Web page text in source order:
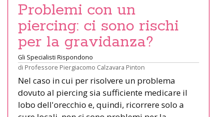
Problemi con un
piercing: ci sono rischi
per la gravidanza?
Gli Specialisti Rispondono
di Professore Piergiacomo Calzavara Pinton
Nel caso in cui per risolvere un problema
dovuto al piercing sia sufficiente medicare il
lobo dell'orecchio e, quindi, ricorrere solo a